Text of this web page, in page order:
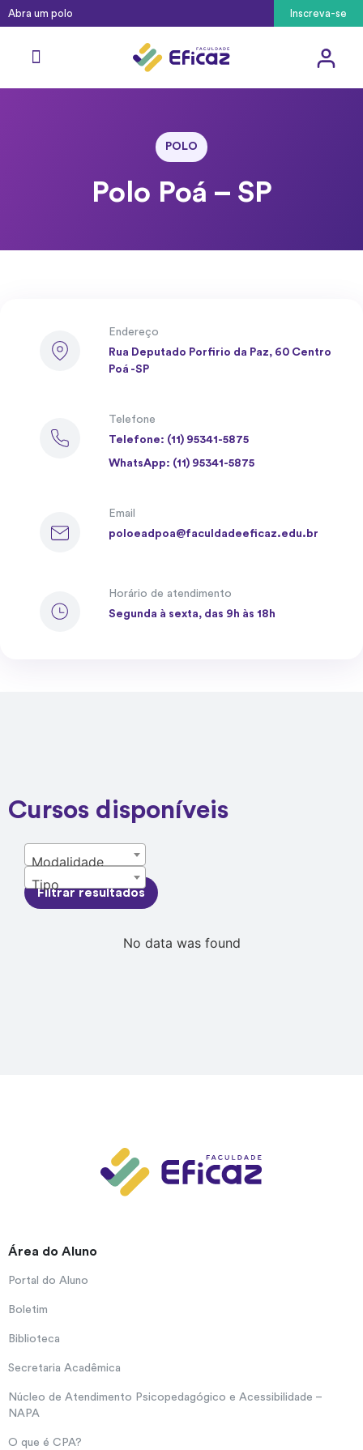
Abra um polo Inscreva-se
POLO
Polo Poá – SP
Endereço
Rua Deputado Porfirio da Paz, 60 Centro
Poá -SP
Telefone
Telefone: (11) 95341-5875
WhatsApp: (11) 95341-5875
Email
poloeadpoa@faculdadeeficaz.edu.br
Horário de atendimento
Segunda à sexta, das 9h às 18h
Cursos disponíveis
Modalidade
Tipo
Filtrar resultados
No data was found
Área do Aluno
Portal do Aluno
Boletim
Biblioteca
Secretaria Acadêmica
Núcleo de Atendimento Psicopedagógico e Acessibilidade –
NAPA
O que é CPA?